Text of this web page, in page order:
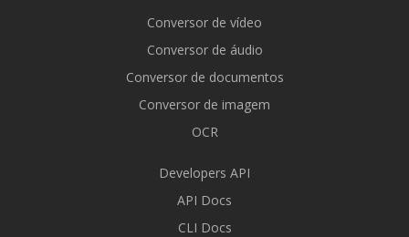
Conversor de vídeo
Conversor de áudio
Conversor de documentos
Conversor de imagem
OCR
Developers API
API Docs
CLI Docs